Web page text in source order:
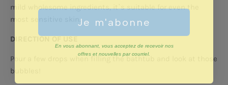
mild wholesome ingredients, it`s suitable for even the
most sensitive skin.
DIRECTION OF USE
Pour a few drops when filling the bathtub and look at those
bubbles!
Je m'abonne
En vous abonnant, vous acceptez de recevoir nos
offres et nouvelles par courriel.